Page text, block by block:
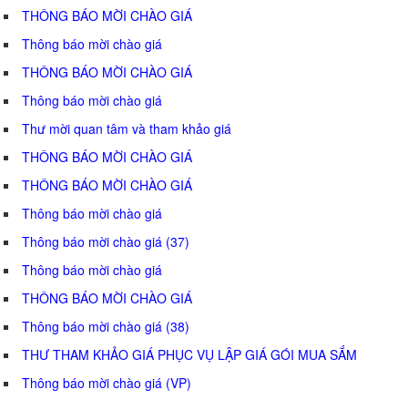
THÔNG BÁO MỜI CHÀO GIÁ
Thông báo mời chào giá
THÔNG BÁO MỜI CHÀO GIÁ
Thông báo mời chào giá
Thư mời quan tâm và tham khảo giá
THÔNG BÁO MỜI CHÀO GIÁ
THÔNG BÁO MỜI CHÀO GIÁ
Thông báo mời chào giá
Thông báo mời chào giá (37)
Thông báo mời chào giá
THÔNG BÁO MỜI CHÀO GIÁ
Thông báo mời chào giá (38)
THƯ THAM KHẢO GIÁ PHỤC VỤ LẬP GIÁ GÓI MUA SẮM
Thông báo mời chào giá (VP)